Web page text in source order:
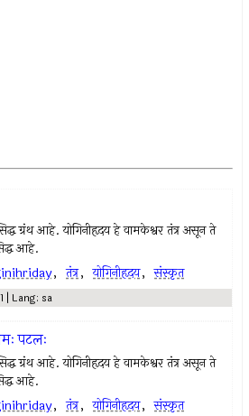
ग्रंथ आहे. योगिनीहृदय हे वामकेश्वर तंत्र असून ते
आहे.
, तंत्र, योगिनीहृदय, संस्कृत
| Lang: sa
पटलः
ग्रंथ आहे. योगिनीहृदय हे वामकेश्वर तंत्र असून ते
आहे.
, तंत्र, योगिनीहृदय, संस्कृत